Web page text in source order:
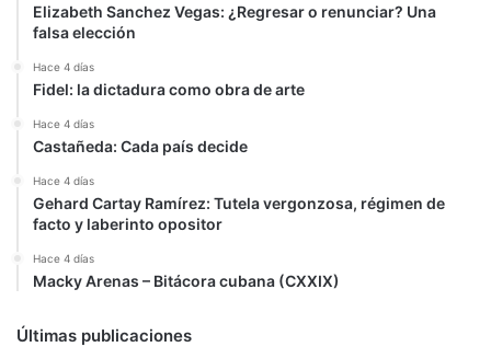
Elizabeth Sanchez Vegas: ¿Regresar o renunciar? Una
falsa elección
Hace 4 días
Fidel: la dictadura como obra de arte
Hace 4 días
Castañeda: Cada país decide
Hace 4 días
Gehard Cartay Ramírez: Tutela vergonzosa, régimen de
facto y laberinto opositor
Hace 4 días
Macky Arenas – Bitácora cubana (CXXIX)
Últimas publicaciones